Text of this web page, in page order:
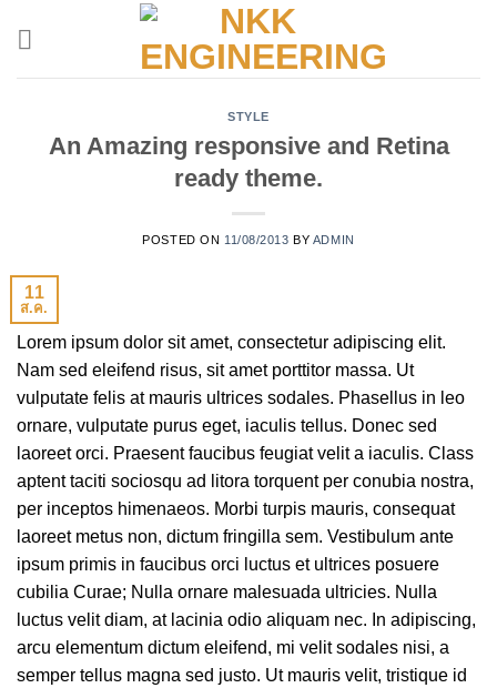
STYLE
An Amazing responsive and Retina
ready theme.
POSTED ON 11/08/2013 BY ADMIN
11
ส.ค.
Lorem ipsum dolor sit amet, consectetur adipiscing elit.
Nam sed eleifend risus, sit amet porttitor massa. Ut
vulputate felis at mauris ultrices sodales. Phasellus in leo
ornare, vulputate purus eget, iaculis tellus. Donec sed
laoreet orci. Praesent faucibus feugiat velit a iaculis. Class
aptent taciti sociosqu ad litora torquent per conubia nostra,
per inceptos himenaeos. Morbi turpis mauris, consequat
laoreet metus non, dictum fringilla sem. Vestibulum ante
ipsum primis in faucibus orci luctus et ultrices posuere
cubilia Curae; Nulla ornare malesuada ultricies. Nulla
luctus velit diam, at lacinia odio aliquam nec. In adipiscing,
arcu elementum dictum eleifend, mi velit sodales nisi, a
semper tellus magna sed justo. Ut mauris velit, tristique id